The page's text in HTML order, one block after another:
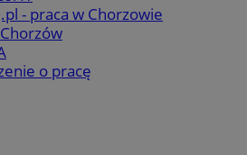
- praca w Chorzowie
o pracę